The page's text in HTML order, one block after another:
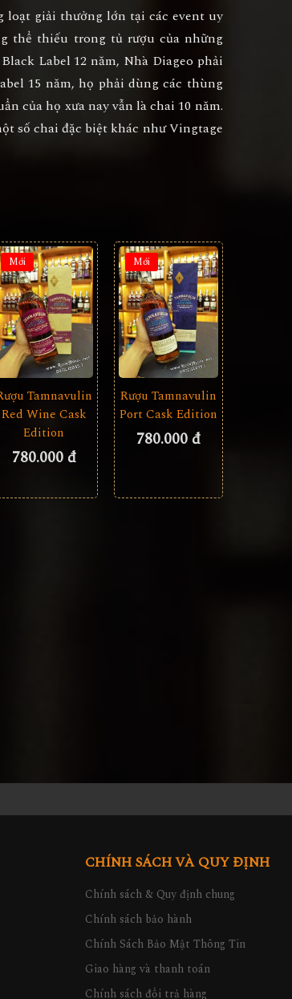
loạt giải thưởng lớn tại các event uy
thể thiếu trong tủ rượu của những
Label 12 năm, Nhà Diageo phải
15 năm, họ phải dùng các thùng
của họ xưa nay vẫn là chai 10 năm.
số chai đặc biệt khác như Vingtage
Mới
Tamnavulin
Red Wine Cask
Edition
780.000 đ
Mới
Rượu Tamnavulin
Port Cask Edition
780.000 đ
CHÍNH SÁCH VÀ QUY ĐỊNH
Chính sách & Quy định chung
Chính sách bảo hành
Chính Sách Bảo Mật Thông Tin
Giao hàng và thanh toán
Chính sách đổi trả hàng